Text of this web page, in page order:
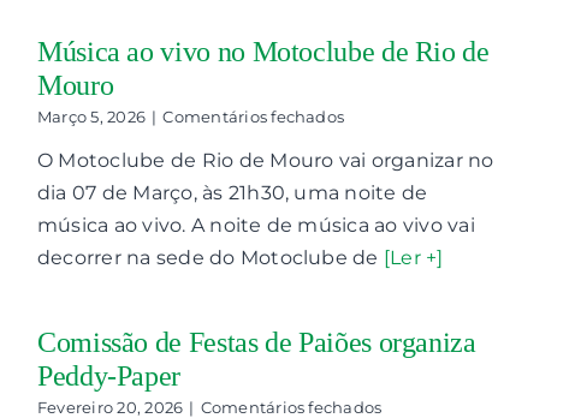
Música ao vivo no Motoclube de Rio de
Mouro
Março 5, 2026 | Comentários fechadosem
ao
vivo
Motoclube
de
O Motoclube de Rio de Mouro vai organizar no
dia 07 de Março, às 21h30, uma noite de
música ao vivo. A noite de música ao vivo vai
decorrer na sede do Motoclube de [Ler +]
Comissão de Festas de Paiões organiza
Peddy-Paper
Fevereiro 20, 2026 | Comentários fechadosem